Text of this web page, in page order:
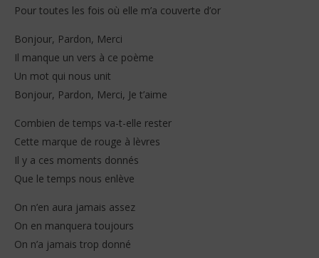
Pour toutes les fois où elle m’a couverte d’or
Bonjour, Pardon, Merci
Il manque un vers à ce poème
Un mot qui nous unit
Bonjour, Pardon, Merci, Je t’aime
Combien de temps va-t-elle rester
Cette marque de rouge à lèvres
Il y a ces moments donnés
Que le temps nous enlève
On n’en aura jamais assez
On en manquera toujours
On n’a jamais trop donné